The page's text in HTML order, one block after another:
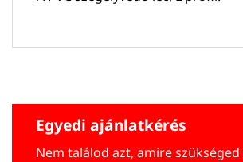
Egyedi ajánlatkérés
Nem találod azt, amire szükséged